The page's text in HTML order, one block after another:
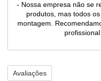
- Nossa empresa não se
produtos, mas todos
montagem.
Avaliações